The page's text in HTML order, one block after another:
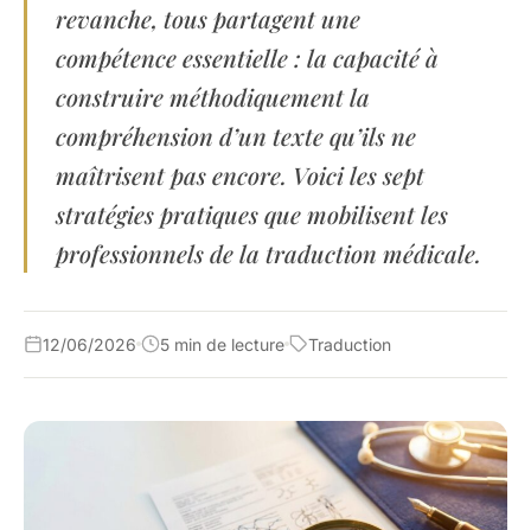
revanche, tous partagent une
compétence essentielle : la capacité à
construire méthodiquement la
compréhension d’un texte qu’ils ne
maîtrisent pas encore. Voici les sept
stratégies pratiques que mobilisent les
professionnels de la traduction médicale.
12/06/2026 5 min de lecture Traduction